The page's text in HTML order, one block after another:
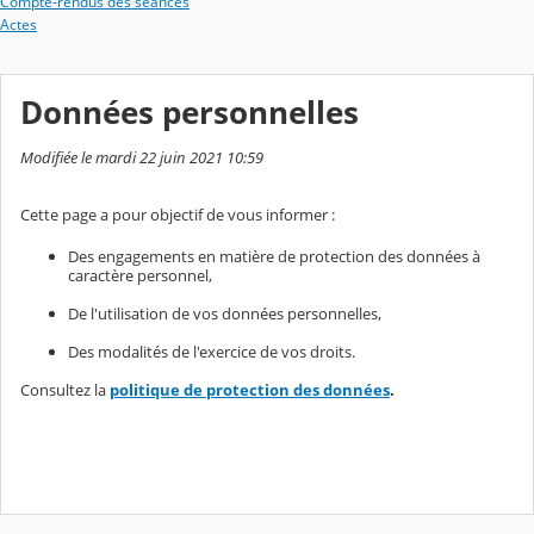
Actes
Données personnelles
Modifiée le mardi 22 juin 2021 10:59
Cette page a pour objectif de vous informer :
Des engagements en matière de protection des données à
caractère personnel,
De l'utilisation de vos données personnelles,
Des modalités de l'exercice de vos droits.
Consultez la politique de protection des données.